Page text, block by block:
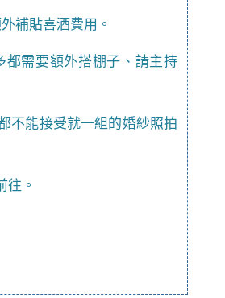
補貼喜酒費用。
都需要額外搭棚子、請主持
不能接受就一組的婚紗照拍
往。